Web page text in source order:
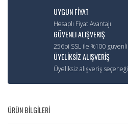
UYGUN FİYAT
Hesaplı Fiyat Avantajı
GÜVENLI ALIŞVERIŞ
256bi SSL ile %100 güvenli
ÜYELİKSİZ ALIŞVERİŞ
Üyeliksiz alışveriş seçeneği
ÜRÜN BİLGİLERİ